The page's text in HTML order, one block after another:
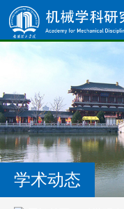
学术动态